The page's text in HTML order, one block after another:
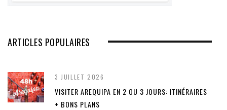
ARTICLES POPULAIRES
3 JUILLET 2026
VISITER AREQUIPA EN 2 OU 3 JOURS: ITINÉRAIRES
+ BONS PLANS